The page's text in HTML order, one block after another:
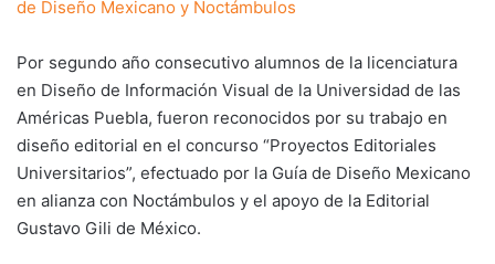
de Diseño Mexicano y Noctámbulos
Por segundo año consecutivo alumnos de la licenciatura
en Diseño de Información Visual de la Universidad de las
Américas Puebla, fueron reconocidos por su trabajo en
diseño editorial en el concurso “Proyectos Editoriales
Universitarios”, efectuado por la Guía de Diseño Mexicano
en alianza con Noctámbulos y el apoyo de la Editorial
Gustavo Gili de México.